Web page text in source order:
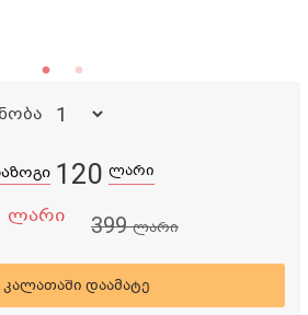
120 ლარი
ლარი 399ლარი
კალათაში დაამატე